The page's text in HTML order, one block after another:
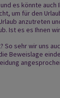
es könnte auch
um für den
anzutreten
Ist es es Ihnen
So sehr wir uns
Beweislage